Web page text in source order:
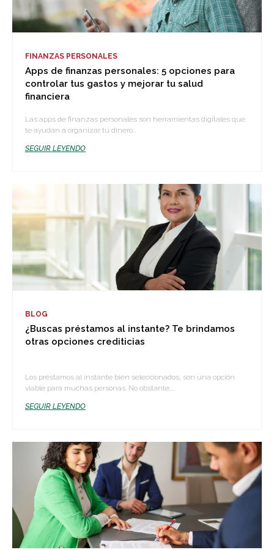
FINANZAS PERSONALES
Apps de finanzas personales: 5 opciones para
controlar tus gastos y mejorar tu salud
financiera
Las apps de finanzas personales son herramientas digitales que
te ayudan a organizar tu dinero...
SEGUIR LEYENDO
BLOG
¿Buscas préstamos al instante? Te brindamos
otras opciones crediticias
Los préstamos al instante bien seleccionados, son una opción
viable para muchas personas. No obstante,...
SEGUIR LEYENDO